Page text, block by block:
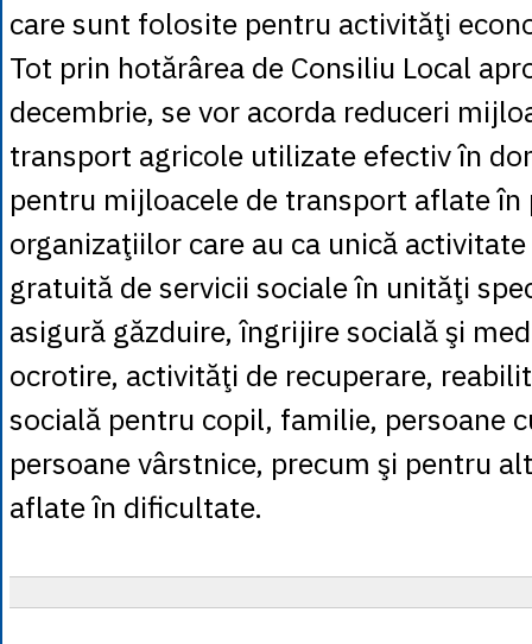
care sunt folosite pentru activităţi
Tot prin hotărârea de Consiliu Local
decembrie, se vor acorda reduceri
transport agricole utilizate efectiv în
pentru mijloacele de transport aflate
organizaţiilor care au ca unică
gratuită de servicii sociale în unităţi
asigură găzduire, îngrijire socială şi
ocrotire, activităţi de recuperare,
socială pentru copil, familie, persoane
persoane vârstnice, precum şi pentru
aflate în dificultate.